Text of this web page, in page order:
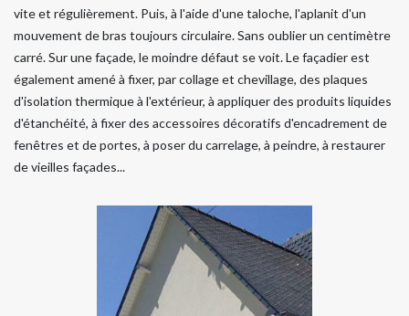
vite et régulièrement. Puis, à l'aide d'une taloche, l'aplanit d'un
mouvement de bras toujours circulaire. Sans oublier un centimètre
carré. Sur une façade, le moindre défaut se voit. Le façadier est
également amené à fixer, par collage et chevillage, des plaques
d'isolation thermique à l'extérieur, à appliquer des produits liquides
d'étanchéité, à fixer des accessoires décoratifs d'encadrement de
fenêtres et de portes, à poser du carrelage, à peindre, à restaurer
de vieilles façades...